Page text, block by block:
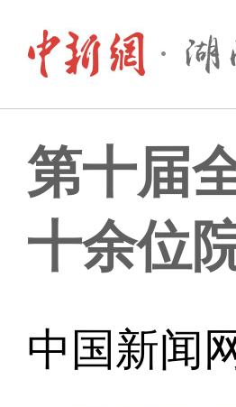
第十届
十余位
中国新闻